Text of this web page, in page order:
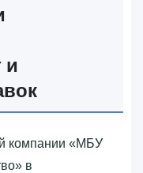
и
компании «‎МБУ
в